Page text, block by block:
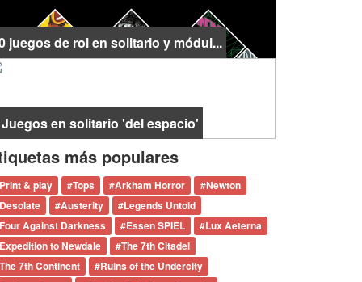
juegos de rol en solitario y módul...
en solitario 'del espacio'
más populares
& play #Tops #Arkham Horror #Newton
#Austerity #Legends Untold
Against Darkness #Essen SPIEL #Lux Aeterna
to Newdale #The 7th Citadel
7th Continent #Ruins of the Undercity